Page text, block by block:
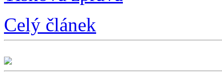
Celý článek